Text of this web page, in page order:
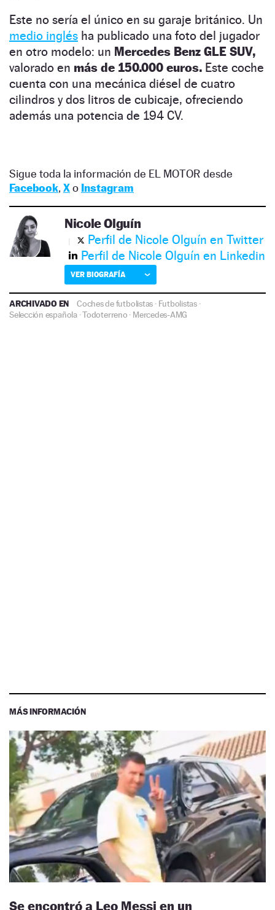
Este no sería el único en su garaje británico. Un
medio inglés ha publicado una foto del jugador
en otro modelo: un Mercedes Benz GLE SUV,
valorado en más de 150.000 euros. Este coche
cuenta con una mecánica diésel de cuatro
cilindros y dos litros de cubicaje, ofreciendo
además una potencia de 194 CV.
Sigue toda la información de EL MOTOR desde
Facebook, Xo Instagram
Nicole Olguín
Perfil de Nicole Olguín en Twitter
Perfil de Nicole Olguín en Linkedin
VER BIOGRAFÍA
ARCHIVADO EN Coches de futbolistas · Futbolistas·
Selección española·Todoterreno · Mercedes-AMG
MÁS INFORMACIÓN
Se encontró a Leo Messi en un